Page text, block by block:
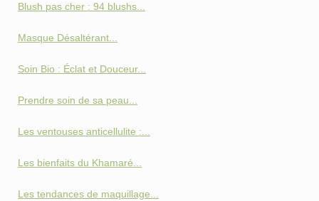
Blush pas cher : 94 blushs...
Masque Désaltérant...
Soin Bio : Éclat et Douceur...
Prendre soin de sa peau...
Les ventouses anticellulite :...
Les bienfaits du Khamaré...
Les tendances de maquillage...